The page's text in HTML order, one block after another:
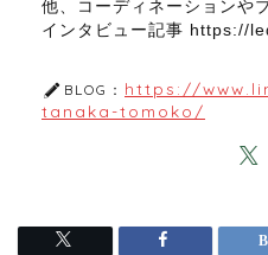
他、コーディネーションや
インタビュー記事 https://
BLOG： https://
tanaka-tomoko/